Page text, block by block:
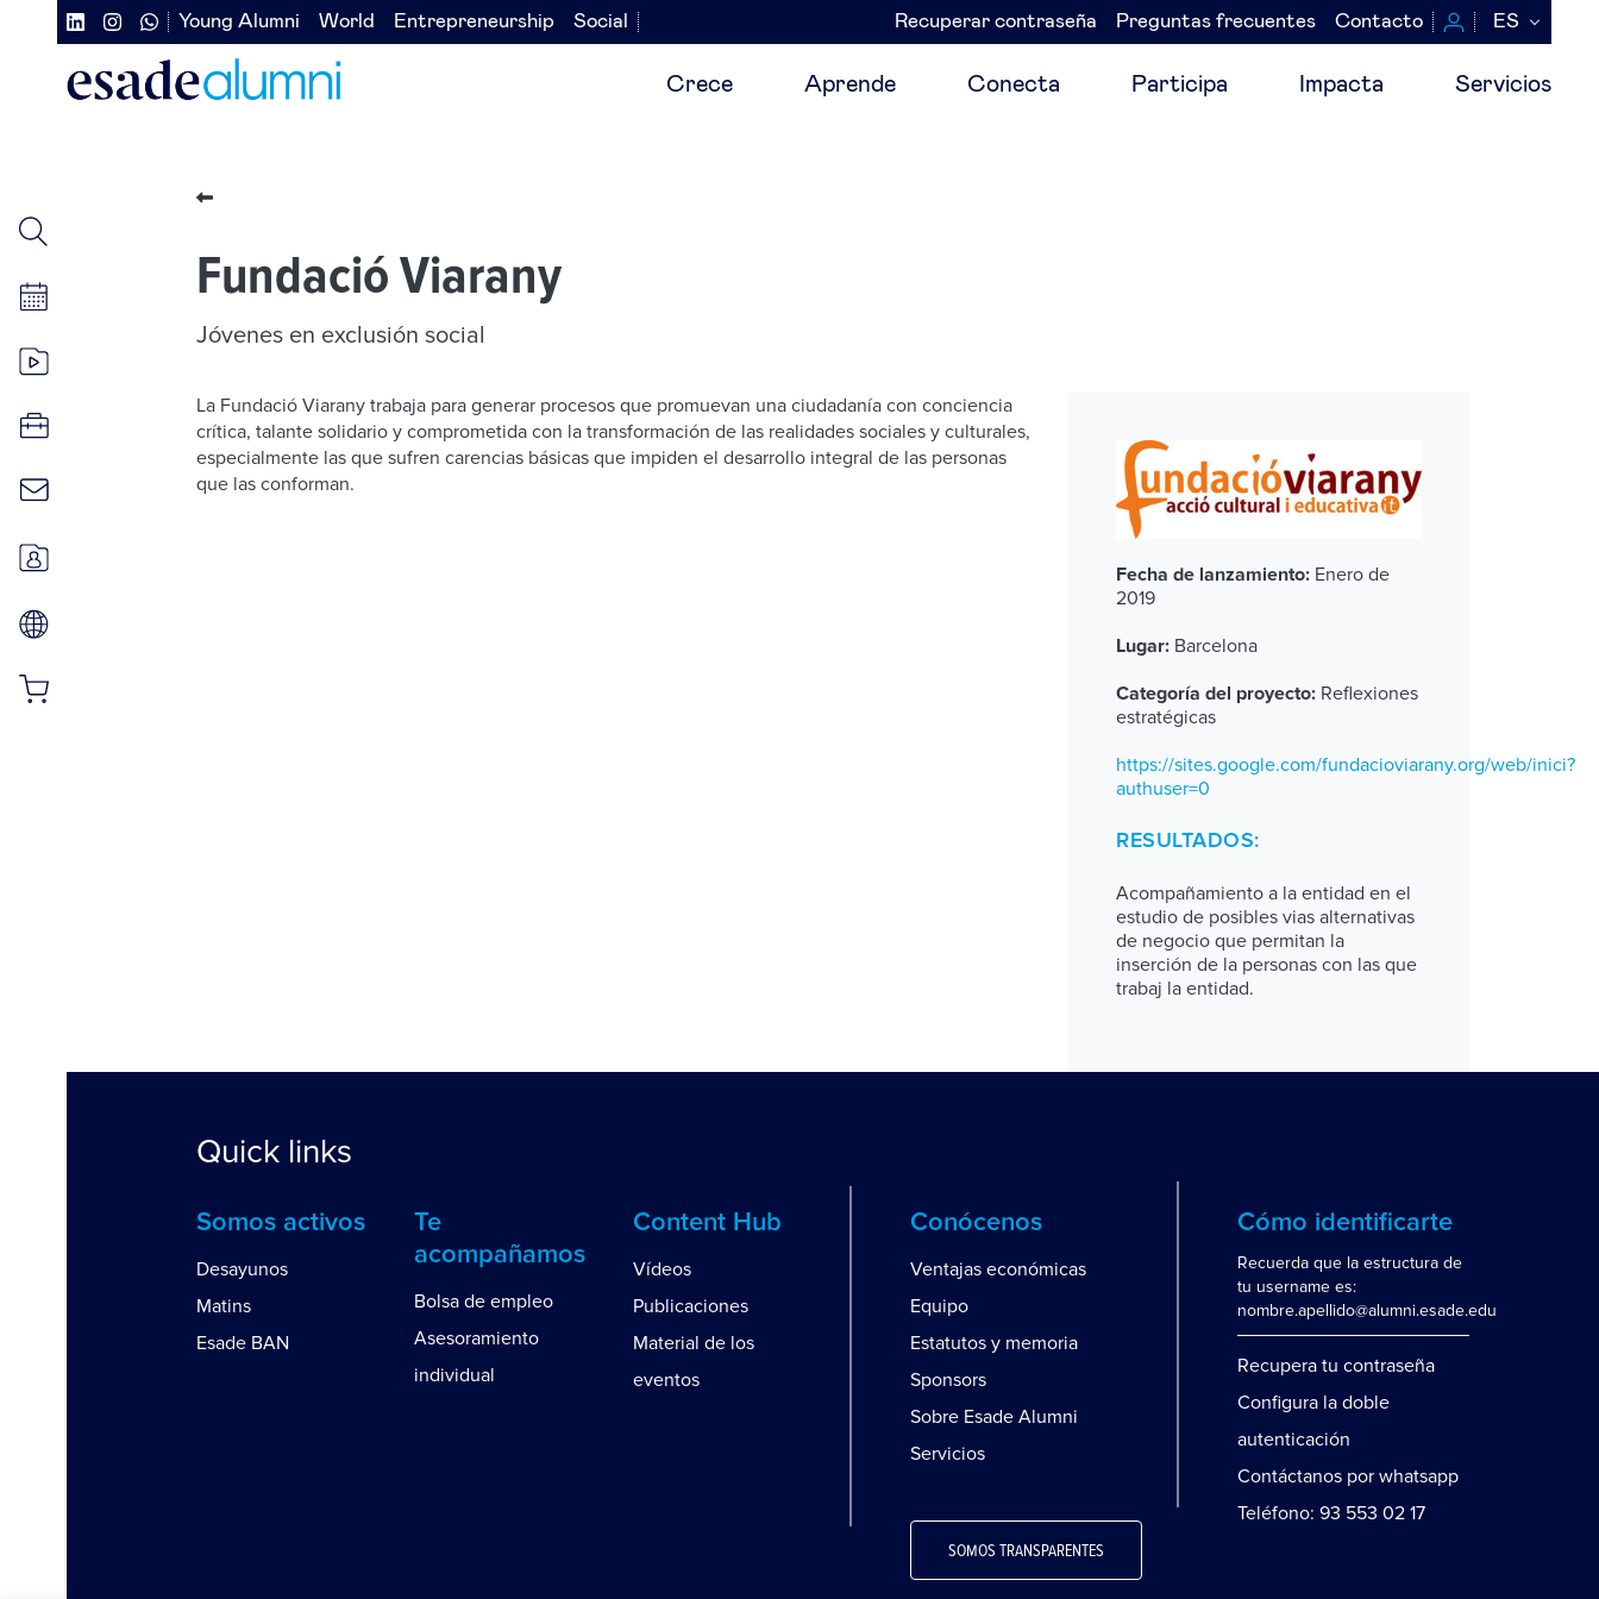
Navegación
secundaria
redes
Navegación
secundaria
izquierda
Young Alumni World Entrepreneurship Social
Navegación
secundaria
Recuperar contraseña Preguntas frecuentes Contacto ES
Crece Aprende Conecta Participa Impacta Servicios
Fundació Viarany
Jóvenes en exclusión social
La Fundació Viarany trabaja para generar procesos que promuevan una ciudadanía con conciencia
crítica, talante solidario y comprometida con la transformación de las realidades sociales y culturales,
especialmente las que sufren carencias básicas que impiden el desarrollo integral de las personas
que las conforman.
Fecha de lanzamiento: Enero de
2019
Lugar: Barcelona
Categoría del proyecto: Reflexiones
estratégicas
https://sites.google.com/fundacioviarany.org/web/inici?
authuser=0
RESULTADOS:
Acompañamiento a la entidad en el
estudio de posibles vias alternativas
de negocio que permitan la
inserción de la personas con las que
trabaj la entidad.
Quick links
Somos activos
Desayunos
Matins
Esade BAN
Te
acompañamos
Bolsa de empleo
Asesoramiento
individual
Content Hub
Vídeos
Publicaciones
Material de los
eventos
Conócenos
Ventajas económicas
Equipo
Estatutos y memoria
Sponsors
Sobre Esade Alumni
Servicios
SOMOS TRANSPARENTES
Cómo identificarte
Recuerda que la estructura de
tu username es:
nombre.apellido@alumni.esade.edu
Recupera tu contraseña
Configura la doble
autenticación
Contáctanos por whatsapp
Teléfono: 93 553 02 17